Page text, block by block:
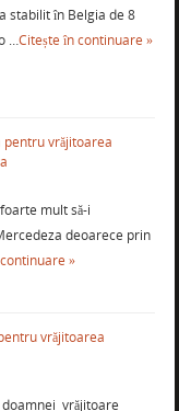
stabilit în Belgia de 8
…Citește în continuare »
vrăjitoarea
mult să-i
deoarece prin
»
vrăjitoarea
vrăjitoare